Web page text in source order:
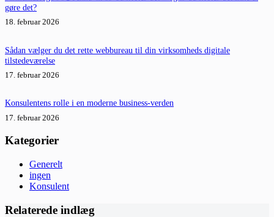
gøre det?
18. februar 2026
Sådan vælger du det rette webbureau til din virksomheds digitale
tilstedeværelse
17. februar 2026
Konsulentens rolle i en moderne business-verden
17. februar 2026
Kategorier
Generelt
ingen
Konsulent
Relaterede indlæg